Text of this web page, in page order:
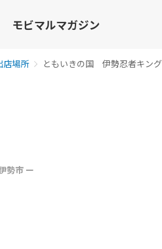
モビマルマガジン
店場所 ともいきの国 伊勢忍者キン
勢市 ー